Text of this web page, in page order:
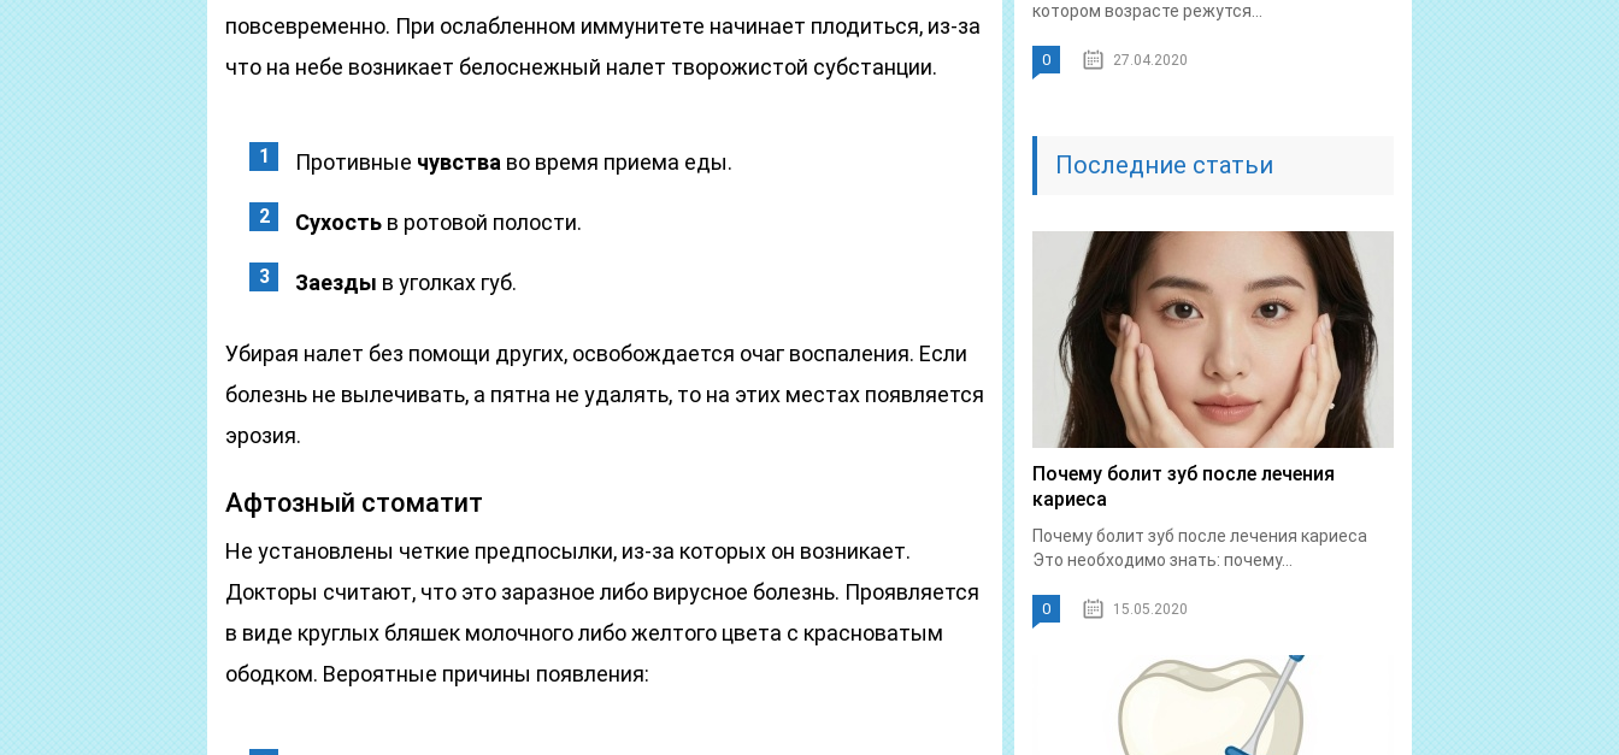
повсевременно. При ослабленном иммунитете начинает плодиться, из-за
что на небе возникает белоснежный налет творожистой субстанции.
Противные чувства во время приема еды.
Сухость в ротовой полости.
Заезды в уголках губ.
Убирая налет без помощи других, освобождается очаг воспаления. Если
болезнь не вылечивать, а пятна не удалять, то на этих местах появляется
эрозия.
Афтозный стоматит
Не установлены четкие предпосылки, из-за которых он возникает.
Докторы считают, что это заразное либо вирусное болезнь. Проявляется
в виде круглых бляшек молочного либо желтого цвета с красноватым
ободком. Вероятные причины появления:
котором возрасте режутся...
0 27.04.2020
Последние статьи
Почему болит зуб после лечения
кариеса
Почему болит зуб после лечения кариеса
Это необходимо знать: почему...
0 15.05.2020